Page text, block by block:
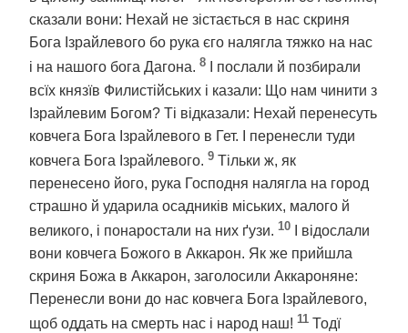
сказали вони: Нехай не зістається в нас скриня
Бога Ізрайлевого бо рука єго налягла тяжко на нас
і на нашого бога Дагона. 8
І послали й позбирали
всїх князїв Филистійських і казали: Що нам чинити з
Ізрайлевим Богом? Ті відказали: Нехай перенесуть
ковчега Бога Ізрайлевого в Гет. І перенесли туди
ковчега Бога Ізрайлевого. 9 Тільки ж, як
перенесено його, рука Господня налягла на город
страшно й ударила осадників міських, малого й
великого, і понаростали на них ґузи. 10
І відослали
вони ковчега Божого в Аккарон. Як же прийшла
скриня Божа в Аккарон, заголосили Аккароняне:
Перенесли вони до нас ковчега Бога Ізрайлевого,
щоб оддать на смерть нас і народ наш! 11 Тодї